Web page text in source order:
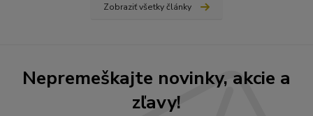
Zobraziť všetky články
Nepremeškajte novinky, akcie a
zľavy!